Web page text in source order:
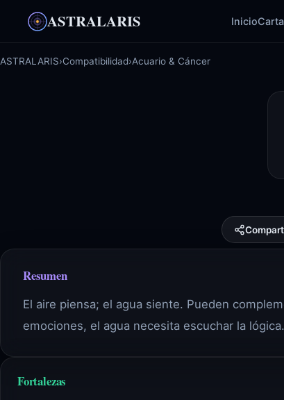
ASTRALARIS Inicio
ASTRALARIS›Compatibilidad›Acuario & Cáncer
Resumen
El aire piensa; el agua siente. Pueden
emociones, el agua necesita escuchar la lógica.
Fortalezas